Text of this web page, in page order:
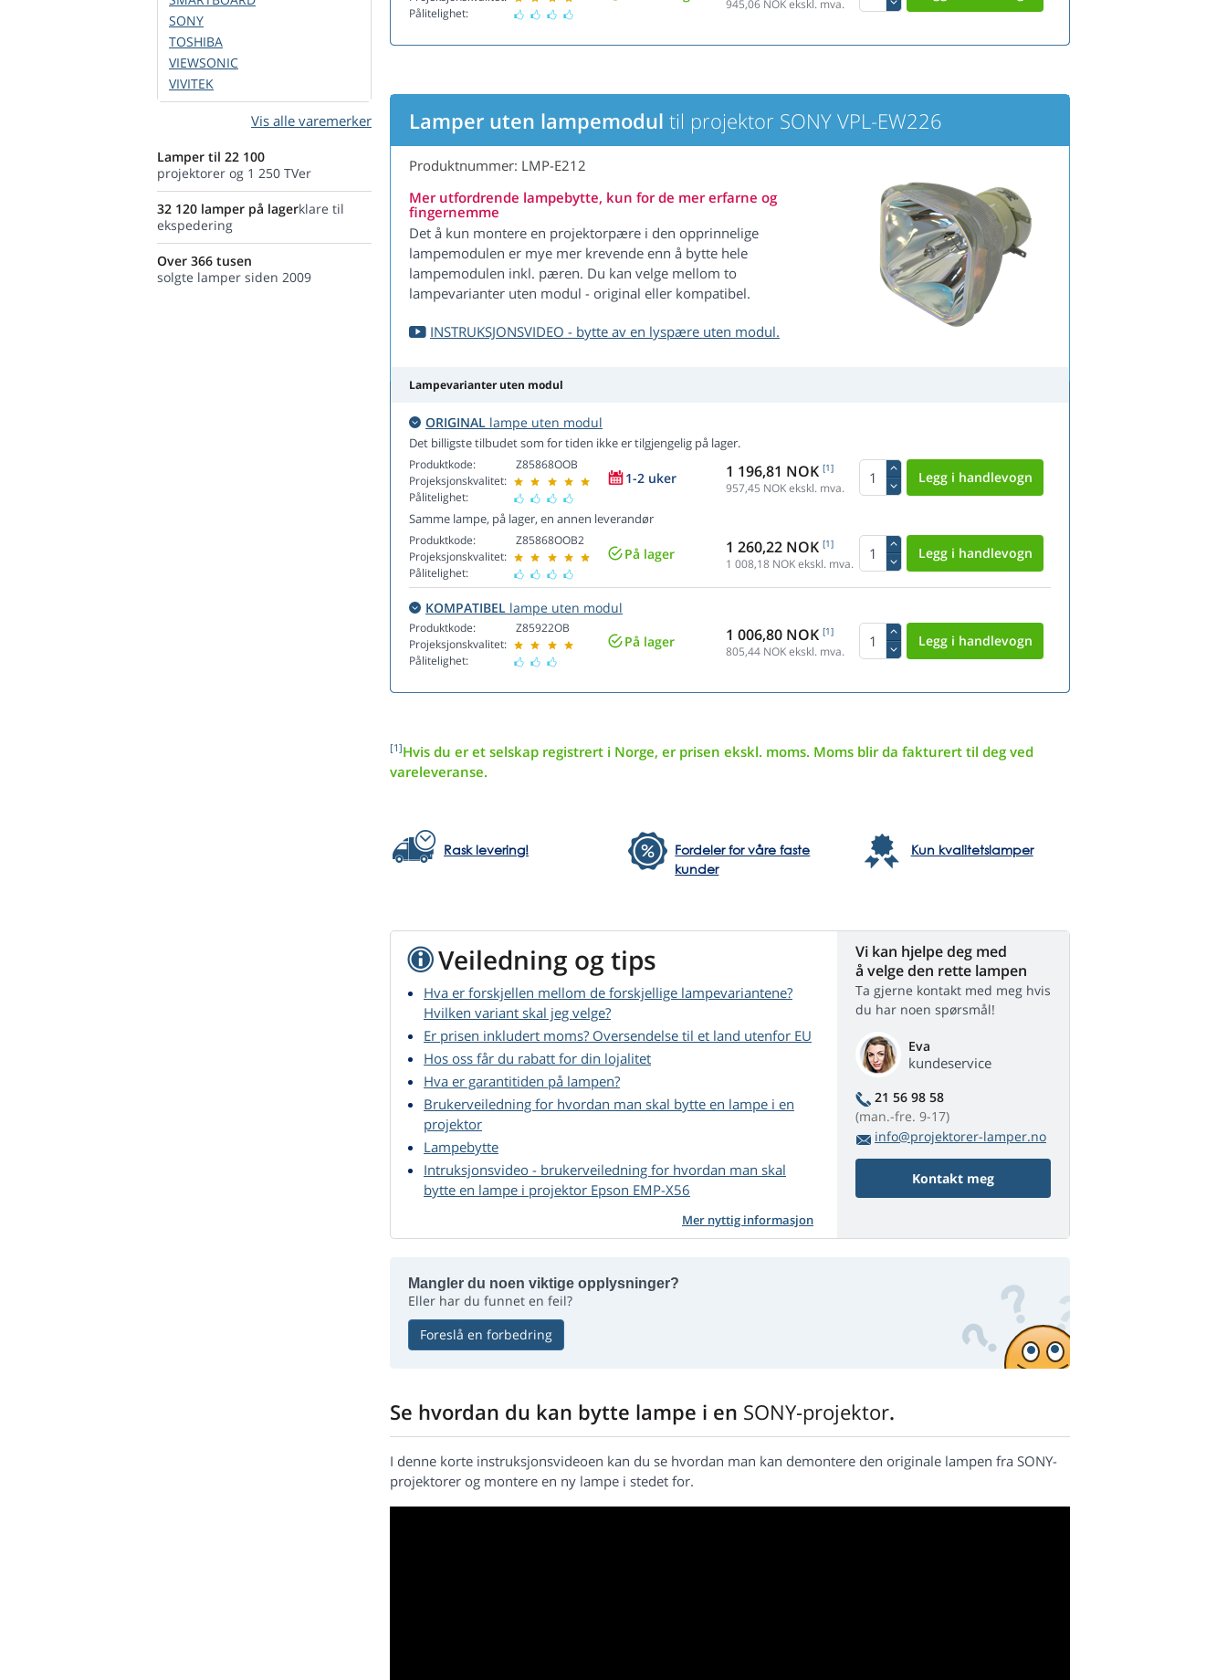
Pålitelighet:
945,06 NOK ekskl. mva.
Lamper uten lampemodul til projektor SONY VPL-EW226
Produktnummer: LMP-E212
Mer utfordrende lampebytte, kun for de mer erfarne og
fingernemme
Det å kun montere en projektorpære i den opprinnelige
lampemodulen er mye mer krevende enn å bytte hele
lampemodulen inkl. pæren. Du kan velge mellom to
lampevarianter uten modul - original eller kompatibel.
INSTRUKSJONSVIDEO - bytte av en lyspære uten modul.
Lampevarianter uten modul
ORIGINAL lampe uten modul
Det billigste tilbudet som for tiden ikke er tilgjengelig på lager.
Produktkode:
Projeksjonskvalitet:
Pålitelighet:
Z85868OOB
1-2 uker 1 196,81 NOK [1]
957,45 NOK ekskl. mva.
Samme lampe, på lager, en annen leverandør
Produktkode:
Projeksjonskvalitet:
Pålitelighet:
Z85868OOB2
På lager 1 260,22 NOK [1]
1 008,18 NOK ekskl. mva.
KOMPATIBEL lampe uten modul
Produktkode:
Projeksjonskvalitet:
Pålitelighet:
Z85922OB
På lager 1 006,80 NOK [1]
805,44 NOK ekskl. mva.
[1]Hvis du er et selskap registrert i Norge, er prisen ekskl. moms. Moms blir da fakturert til deg ved
vareleveranse.
Rask levering!
Fordeler for våre faste
kunder
Kun kvalitetslamper
Veiledning og tips
Hva er forskjellen mellom de forskjellige lampevariantene?
Hvilken variant skal jeg velge?
Er prisen inkludert moms? Oversendelse til et land utenfor EU
Hos oss får du rabatt for din lojalitet
Hva er garantitiden på lampen?
Brukerveiledning for hvordan man skal bytte en lampe i en
projektor
Lampebytte
Intruksjonsvideo - brukerveiledning for hvordan man skal
bytte en lampe i projektor Epson EMP-X56
Mer nyttig informasjon
Vi kan hjelpe deg med
å velge den rette lampen
Ta gjerne kontakt med meg hvis
du har noen spørsmål!
Eva
kundeservice
21 56 98 58
(man.-fre. 9-17)
info@projektorer-lamper.no
Kontakt meg
Mangler du noen viktige opplysninger?
Eller har du funnet en feil?
Foreslå en forbedring
Se hvordan du kan bytte lampe i en SONY-projektor.
I denne korte instruksjonsvideoen kan du se hvordan man kan demontere den originale lampen fra SONY-
projektorer og montere en ny lampe i stedet for.
SONY
TOSHIBA
VIEWSONIC
VIVITEK
Vis alle varemerker
Lamper til 22 100
projektorer og 1 250 TVer
32 120 lamper på lagerklare til
ekspedering
Over 366 tusen
solgte lamper siden 2009